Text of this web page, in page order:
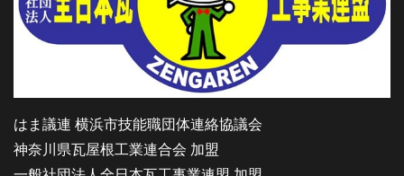
はま議連 横浜市技能職団体連絡協議会
神奈川県瓦屋根工業連合会 加盟